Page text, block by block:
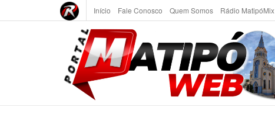
Início Fale Conosco Quem Somos Rádio MatipóMix